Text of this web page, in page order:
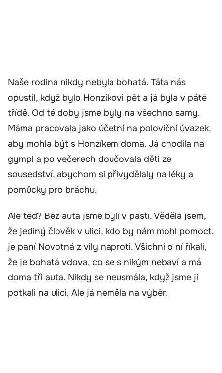
Naše rodina nikdy nebyla bohatá. Táta nás
opustil, když bylo Honzíkovi pět a já byla v páté
třídě. Od té doby jsme byly na všechno samy.
Máma pracovala jako účetní na poloviční úvazek,
aby mohla být s Honzíkem doma. Já chodila na
gympl a po večerech doučovala děti ze
sousedství, abychom si přivydělaly na léky a
pomůcky pro bráchu.
Ale teď? Bez auta jsme byli v pasti. Věděla jsem,
že jediný člověk v ulici, kdo by nám mohl pomoct,
je paní Novotná z vily naproti. Všichni o ní říkali,
že je bohatá vdova, co se s nikým nebaví a má
doma tři auta. Nikdy se neusmála, když jsme ji
potkali na ulici. Ale já neměla na výběr.